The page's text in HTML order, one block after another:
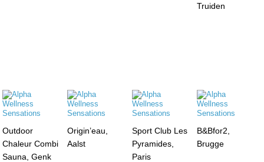
Truiden
Outdoor
Chaleur Combi
Sauna, Genk
Origin’eau,
Aalst
Sport Club Les
Pyramides,
Paris
B&Bfor2,
Brugge